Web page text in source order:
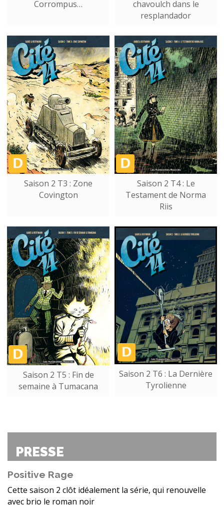
Corrompus…
chavoulch dans le
resplandador
Saison 2 T3 : Zone
Covington
Saison 2 T4 : Le
Testament de Norma
Riis
Saison 2 T5 : Fin de
semaine à Tumacana
Saison 2 T6 : La Dernière
Tyrolienne
PRESSE
Positive Rage
Cette saison 2 clôt idéalement la série, qui renouvelle
avec brio le roman noir